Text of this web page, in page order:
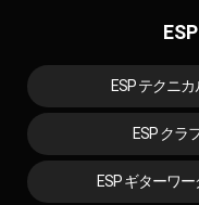
ESP テクニ
ESP クラ
ESP ギターワ